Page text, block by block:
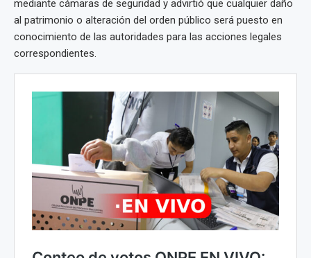
mediante cámaras de seguridad y advirtió que cualquier daño
al patrimonio o alteración del orden público será puesto en
conocimiento de las autoridades para las acciones legales
correspondientes.